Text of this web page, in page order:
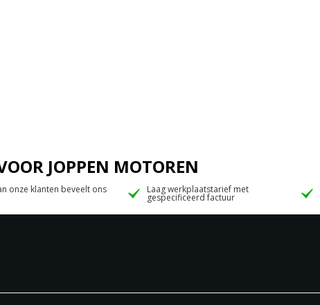
JOPPEN MOTOREN
onze klanten beveelt ons Laag werkplaatstarief met
gespecificeerd factuur